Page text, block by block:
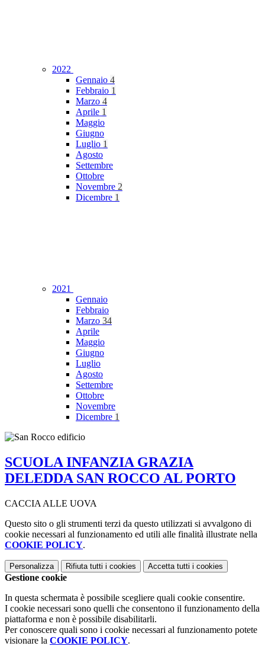
2022
Gennaio 4
Febbraio 1
Marzo 4
Aprile 1
Maggio
Giugno
Luglio 1
Agosto
Settembre
Ottobre
Novembre 2
Dicembre 1
2021
Gennaio
Febbraio
Marzo 34
Aprile
Maggio
Giugno
Luglio
Agosto
Settembre
Ottobre
Novembre
Dicembre 1
SCUOLA INFANZIA GRAZIA
DELEDDA SAN ROCCO AL PORTO
CACCIA ALLE UOVA
Questo sito o gli strumenti terzi da questo utilizzati si avvalgono di
cookie necessari al funzionamento ed utili alle finalità illustrate nella
COOKIE POLICY.
Personalizza Rifiuta tutti i cookies Accetta tutti i cookies
Gestione cookie
In questa schermata è possibile scegliere quali cookie consentire.
I cookie necessari sono quelli che consentono il funzionamento della
piattaforma e non è possibile disabilitarli.
Per conoscere quali sono i cookie necessari al funzionamento potete
visionare la COOKIE POLICY.